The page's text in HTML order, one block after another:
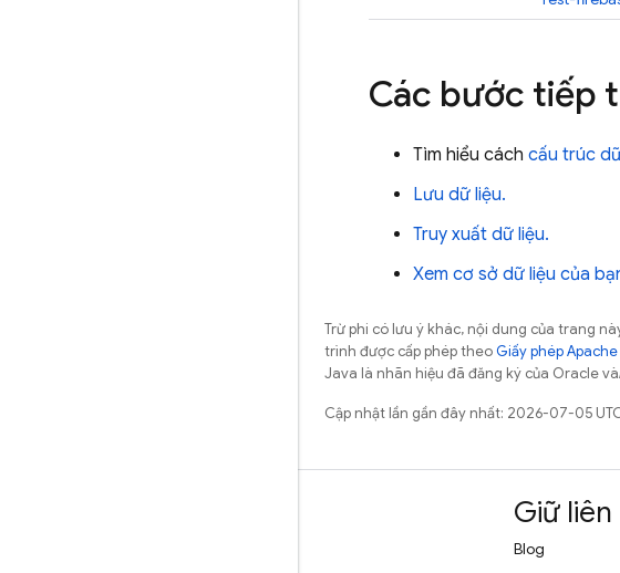
Các bước tiếp
Tìm hiểu cách cấu trúc
Lưu dữ liệu.
Truy xuất dữ liệu.
Xem cơ sở dữ liệu của
Trừ phi có lưu ý khác, nội dung của trang
trình được cấp phép theoGiấy phép
Java là nhãn hiệu đã đăng ký của Oracle
Cập nhật lần gần đây nhất: 2026-07-05
Giữ liên
Blog